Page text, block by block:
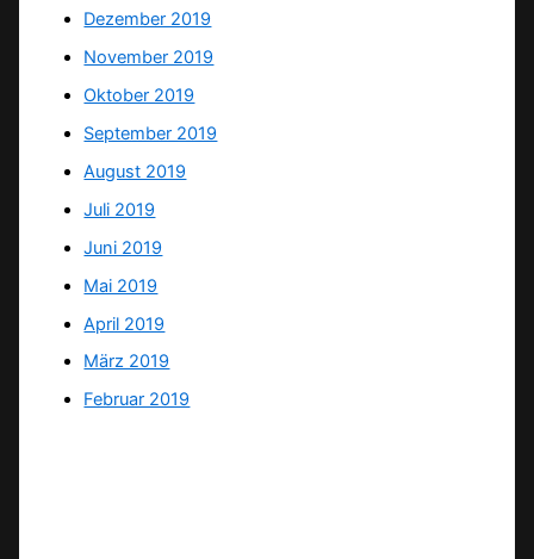
Dezember 2019
November 2019
Oktober 2019
September 2019
August 2019
Juli 2019
Juni 2019
Mai 2019
April 2019
März 2019
Februar 2019